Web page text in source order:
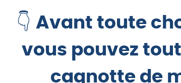
👇 Avant toute
vous pouvez
cagnotte de